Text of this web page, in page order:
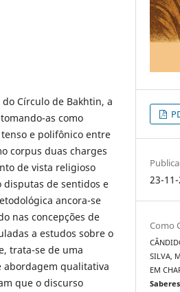
Círculo de Bakhtin, a
as como
e polifônico entre
corpus duas charges
de vista religioso
de sentidos e
ancora-se
nas concepções de
a estudos sobre o
trata-se de uma
abordagem qualitativa
que o discurso
23-
Como
SILVA,
EM